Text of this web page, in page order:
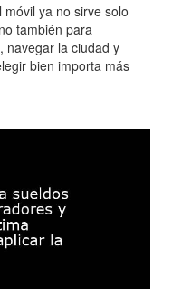
ya no sirve solo
también para
navegar la ciudad y
bien importa más